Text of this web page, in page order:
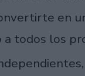
en
todos los